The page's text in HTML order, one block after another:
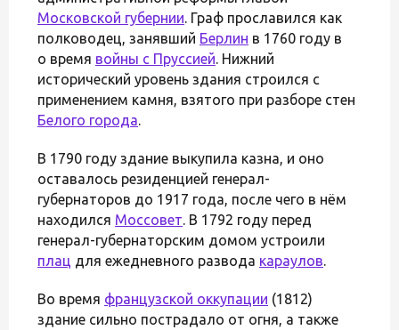
Московской губернии. Граф прославился как
полководец, занявший Берлин в 1760 году в
о время войны с Пруссией. Нижний
исторический уровень здания строился с
применением камня, взятого при разборе стен
Белого города.
В 1790 году здание выкупила казна, и оно
оставалось резиденцией генерал-
губернаторов до 1917 года, после чего в нём
находился Моссовет. В 1792 году перед
генерал-губернаторским домом устроили
плац для ежедневного развода караулов.
Во время французской оккупации (1812)
здание сильно пострадало от огня, а также